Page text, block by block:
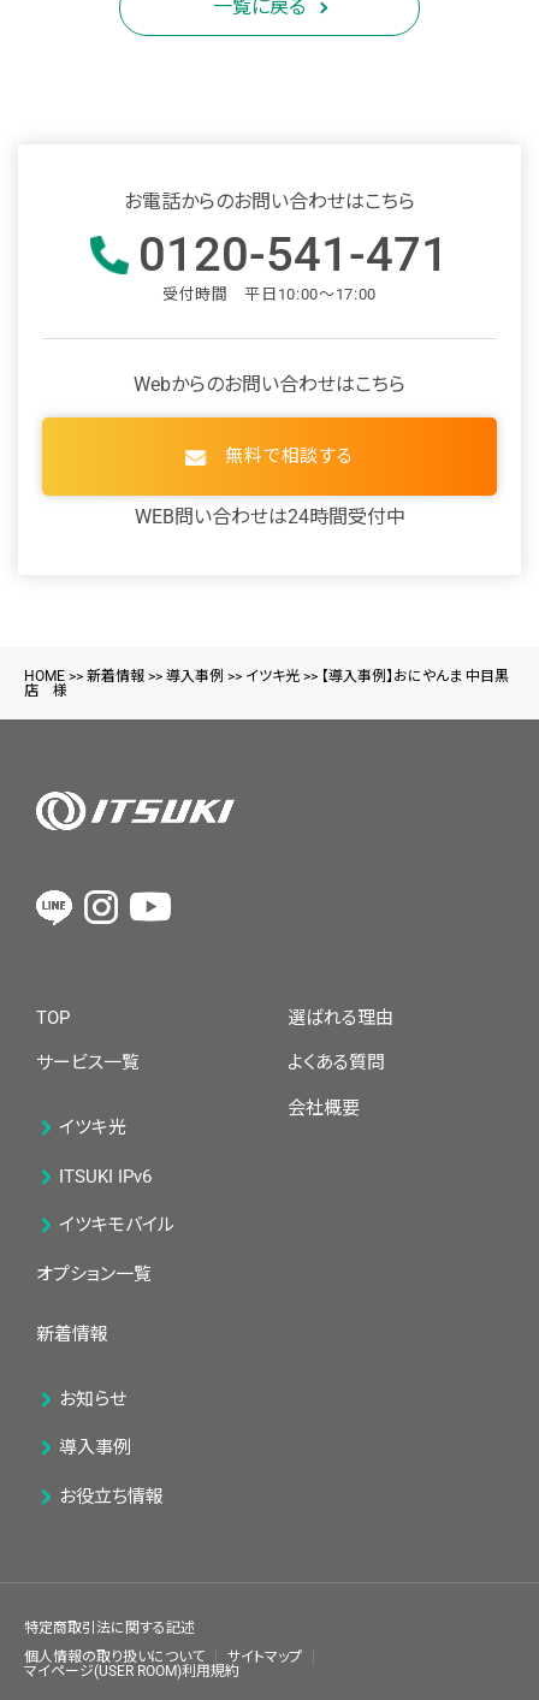
一覧に戻る
お電話からのお問い合わせはこちら
0120-541-471
受付時間 平日10:00～17:00
Webからのお問い合わせはこちら
無料で相談する
WEB問い合わせは24時間受付中
HOME >> 新着情報 >> 導入事例 >> イツキ光 >> 【導入事例】おにやんま 中目黒
店 様
TOP
サービス一覧
イツキ光
ITSUKI IPv6
イツキモバイル
オプション一覧
新着情報
お知らせ
導入事例
お役立ち情報
選ばれる理由
よくある質問
会社概要
特定商取引法に関する記述
個人情報の取り扱いについて
サイトマップ
マイページ(USER ROOM)利用規約